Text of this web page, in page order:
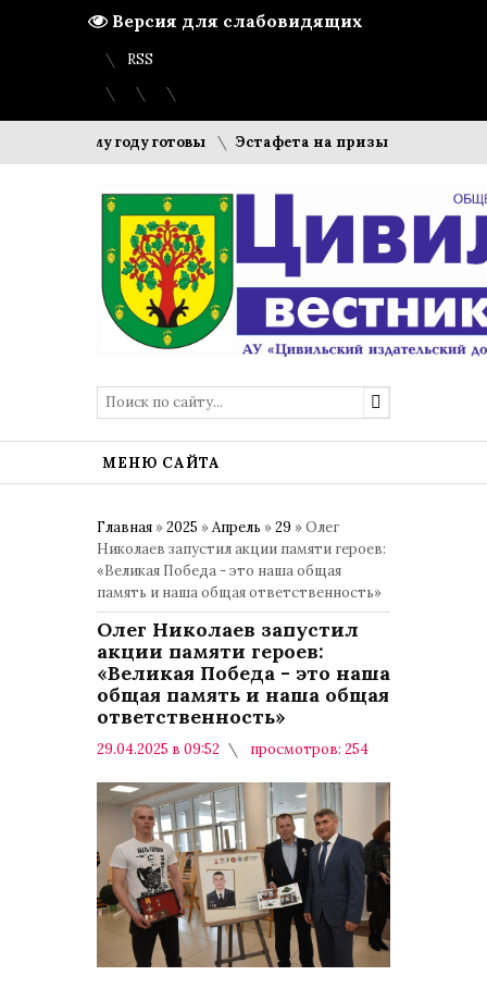
Версия для слабовидящих
Вход Регистрация
Карта сайта
RSS
году готовы Эстафета на призы газеты
МЕНЮ САЙТА
Главная »2025 »Апрель »29 » Олег
Николаев запустил акции памяти героев:
«Великая Победа - это наша общая
память и наша общая ответственность»
Олег Николаев запустил
акции памяти героев:
«Великая Победа - это наша
общая память и наша общая
ответственность»
29.04.2025 в 09:52
просмотров: 254